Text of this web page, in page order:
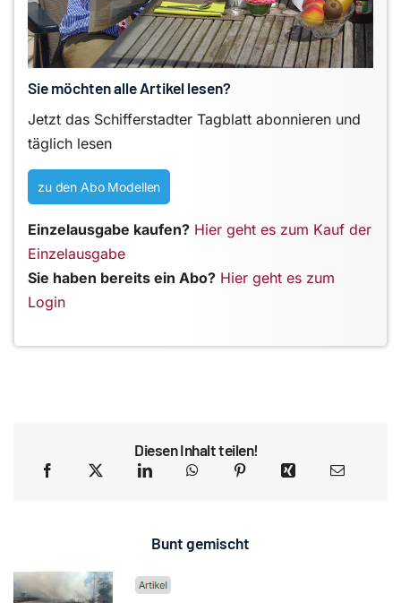
Sie möchten alle Artikel lesen?
Jetzt das Schifferstadter Tagblatt abonnieren und
täglich lesen
zu den Abo Modellen
Einzelausgabe kaufen? Hier geht es zum Kauf der
Einzelausgabe
Sie haben bereits ein Abo? Hier geht es zum
Login
Diesen Inhalt teilen!
Bunt gemischt